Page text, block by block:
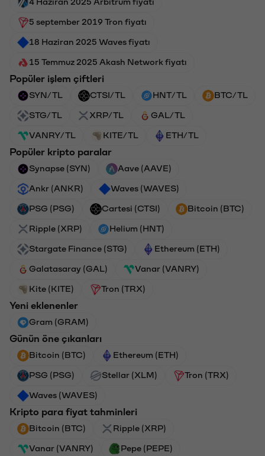
4 Haziran 2025 Arbitrum fiyatı
5 september 2019 Tron fiyatı
18 Haziran 2025 Waves fiyatı
15 Temmuz 2025 Akash Network fiyatı
Popüler işlem çiftleri
SYN/TL CTSI/TL HNT/TL BTC/TL
STG/TL XRP/TL GAL/TL
VANRY/TL KITE/TL ETH/TL
Popüler kripto paralar
Synapse (SYN) Aave (AAVE)
Ankr (ANKR) Waves (WAVES)
PSG (PSG) Cartesi (CTSI) Bitcoin (BTC)
Ripple (XRP) Helium (HNT)
Stargate Finance (STG) Ethereum (ETH)
Galatasaray (GAL) Vanar (VANRY)
Kite (KITE) Tron (TRX)
Yeni eklenenler
Gram (GRAM)
Günün öne çıkanları
Bitcoin (BTC) Ethereum (ETH)
PSG (PSG) Stellar (XLM) Tron (TRX)
Waves (WAVES)
Kripto para fiyat tahminleri
Bitcoin (BTC) Ripple (XRP)
Vanar (VANRY) Pepe (PEPE)